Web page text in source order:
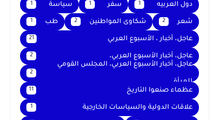
دول العربيه 1 سفر 1 سياسة 1
شعر 2 شكاوى المواطنين 2 طب 1
عاجل، أخبار ، الأسبوع العربي 21
عاجل، أخبار الأسبوع العربي، 2
عاجل، أخبار الأسبوع العربي، المجلس القومي
للمرأة
2
عظماء صنعوا التاريخ 11
علاقات الدولية والسياسات الخارجية 1